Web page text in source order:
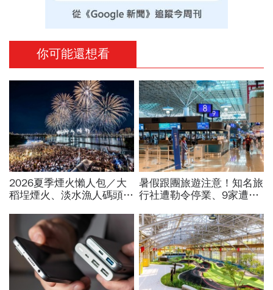
你可能還想看
2026夏季煙火懶人包／大
稻埕煙火、淡水漁人碼頭、
放時間、表演卡司、最佳觀
賞點必看
暑假跟團旅遊注意！知名旅
行社遭勒令停業、9家遭廢
單曝光